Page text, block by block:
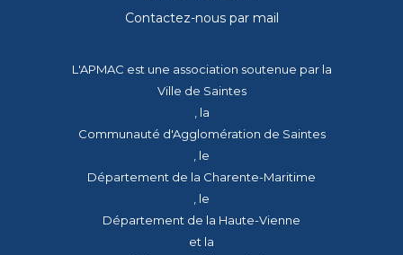
Contactez-nous par mail
L'APMAC est une association soutenue par la
Ville de Saintes
, la
Communauté d'Agglomération de Saintes
, le
Département de la Charente-Maritime
, le
Département de la Haute-Vienne
et la